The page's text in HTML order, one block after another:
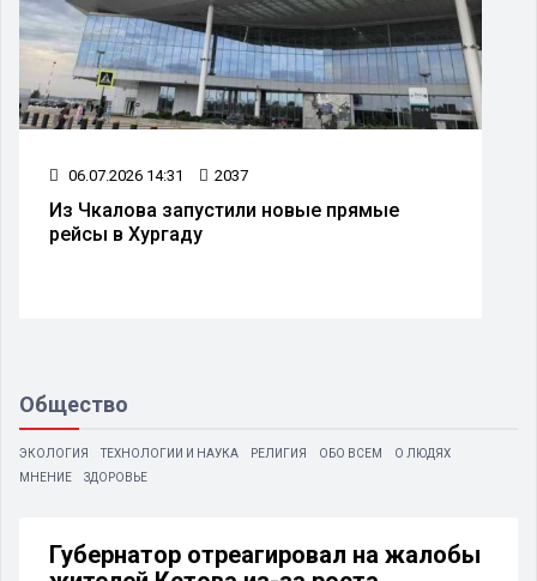
06.07.2026 14:31 2037
Из Чкалова запустили новые прямые
рейсы в Хургаду
Общество
ЭКОЛОГИЯ ТЕХНОЛОГИИ И НАУКА РЕЛИГИЯ ОБО ВСЕМ
О ЛЮДЯХ
МНЕНИЕ
ЗДОРОВЬЕ
Губернатор отреагировал на жалобы